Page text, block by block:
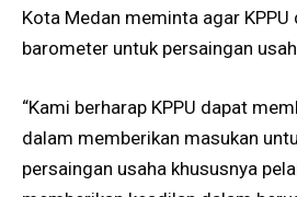
Kota Medan meminta agar
barometer untuk persaingan
“Kami berharap KPPU dapat
dalam memberikan masukan
persaingan usaha khususnya